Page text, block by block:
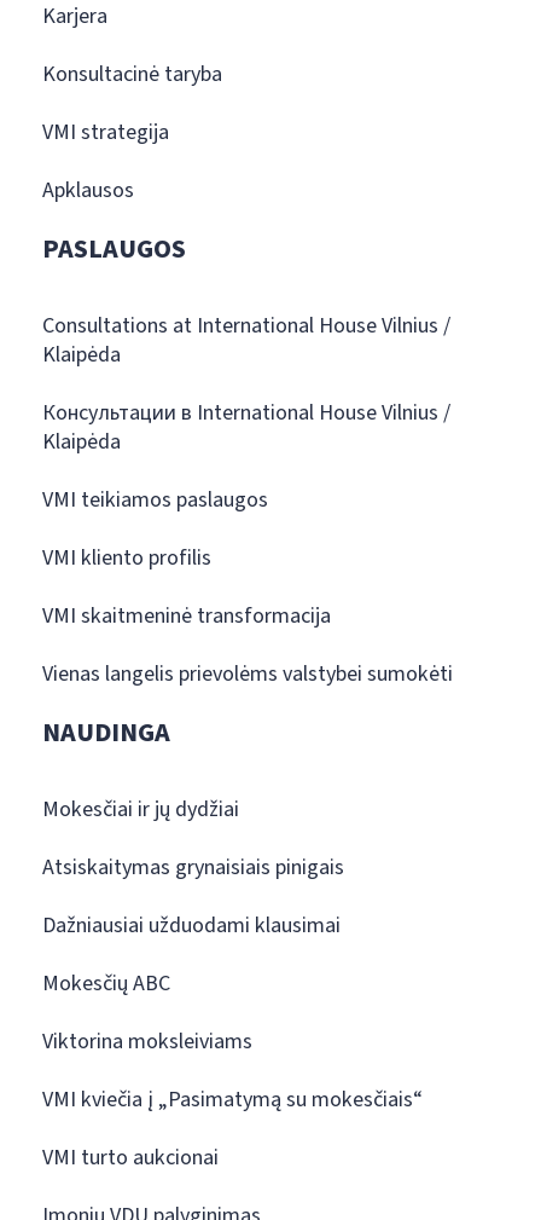
Karjera
Konsultacinė taryba
VMI strategija
Apklausos
PASLAUGOS
Consultations at International House Vilnius /
Klaipėda
Консультации в International House Vilnius /
Klaipėda
VMI teikiamos paslaugos
VMI kliento profilis
VMI skaitmeninė transformacija
Vienas langelis prievolėms valstybei sumokėti
NAUDINGA
Mokesčiai ir jų dydžiai
Atsiskaitymas grynaisiais pinigais
Dažniausiai užduodami klausimai
Mokesčių ABC
Viktorina moksleiviams
VMI kviečia į „Pasimatymą su mokesčiais“
VMI turto aukcionai